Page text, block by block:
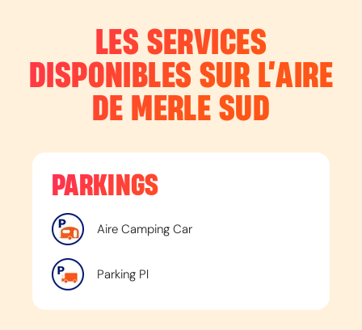
LES SERVICES
DISPONIBLES SUR L’AIRE
DE MERLE SUD
PARKINGS
Aire Camping Car
Parking Pl